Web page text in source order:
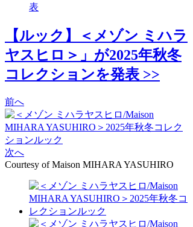
表
【ルック】＜メゾン ミハラ
ヤスヒロ＞」が2025年秋冬
コレクションを発表 >>
前へ
次へ
Courtesy of Maison MIHARA YASUHIRO